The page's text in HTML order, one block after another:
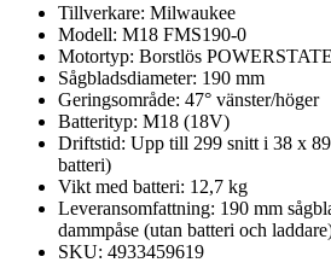
Tillverkare: Milwaukee
Modell: M18 FMS190-0
Motortyp: Borstlös
Sågbladsdiameter: 190 mm
Geringsområde: 47° vänster/höger
Batterityp: M18 (18V)
Driftstid: Upp till 299 snitt i 38 x
batteri)
Vikt med batteri: 12,7 kg
Leveransomfattning: 190 mm
dammpåse (utan batteri och
SKU: 4933459619